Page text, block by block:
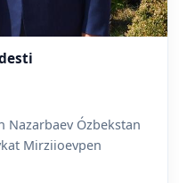
Nazarbaev Ózbekstan
Mirziioevpen